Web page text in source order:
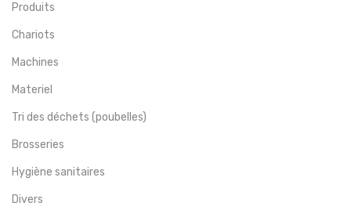
Produits
Chariots
Machines
Materiel
Tri des déchets (poubelles)
Brosseries
Hygiène sanitaires
Divers